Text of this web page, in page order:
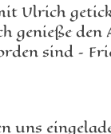
Ulrich
genieße
sind –